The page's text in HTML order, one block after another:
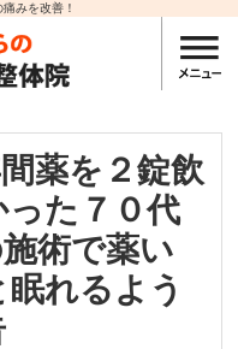
みを改善！
薬を２錠飲
た７０代
術で薬い
れるよう